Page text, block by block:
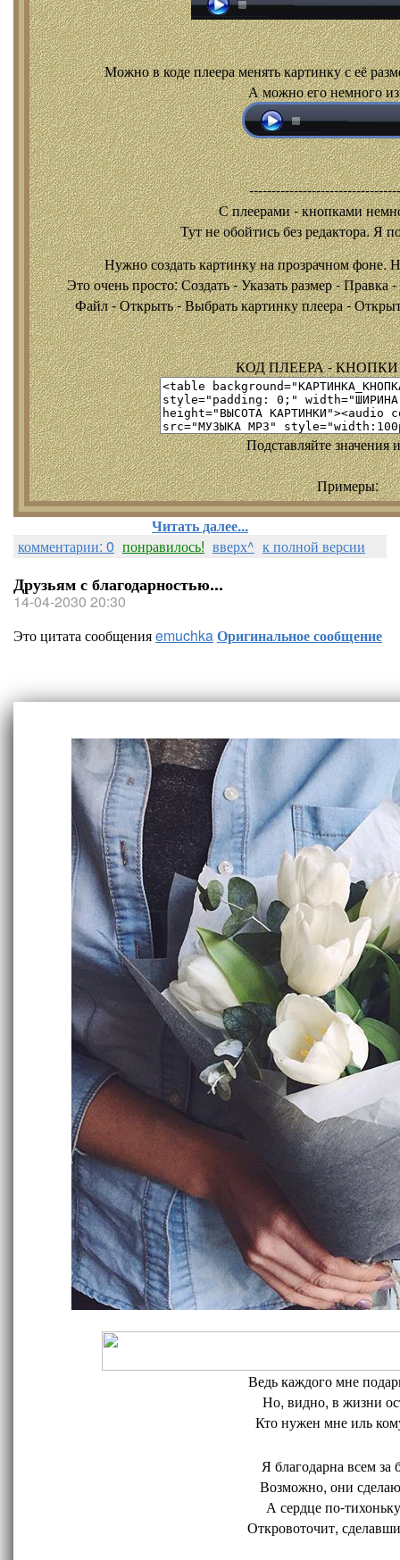
Можно в коде плеера менять картинку с её
А можно его немного
С плеерами - кнопками
Тут не обойтись без редактора. Я
Нужно создать картинку на прозрачном фоне.
Это очень просто: Создать - Указать размер -
Файл - Открыть - Выбрать картинку плеера -
КОД ПЛЕЕРА - КНОПКИ
Подставляйте значения
Примеры:
Читать далее...
комментарии: 0 понравилось! вверх^ к полной версии
Друзьям с благодарностью...
14-04-2030 20:30
Это цитата сообщенияemuchkaОригинальное сообщение
Ведь каждого мне
Но, видно, в жизни
Кто нужен мне иль
Я благодарна всем за
Возможно, они
А сердце по-
Откровоточит,